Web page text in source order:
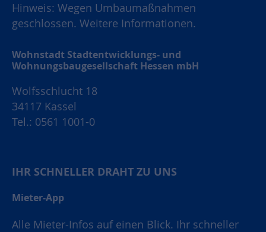
Hinweis: Wegen Umbaumaßnahmen
geschlossen. Weitere Informationen.
Wohnstadt Stadtentwicklungs- und
Wohnungsbaugesellschaft Hessen mbH
Wolfsschlucht 18
34117 Kassel
Tel.: 0561 1001-0
IHR SCHNELLER DRAHT ZU UNS
Mieter-App
Alle Mieter-Infos auf einen Blick. Ihr schneller